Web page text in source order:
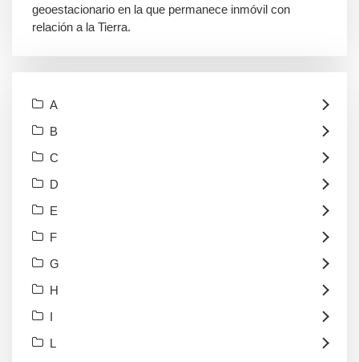
geoestacionario en la que permanece inmóvil con
relación a la Tierra.
A
B
C
D
E
F
G
H
I
L